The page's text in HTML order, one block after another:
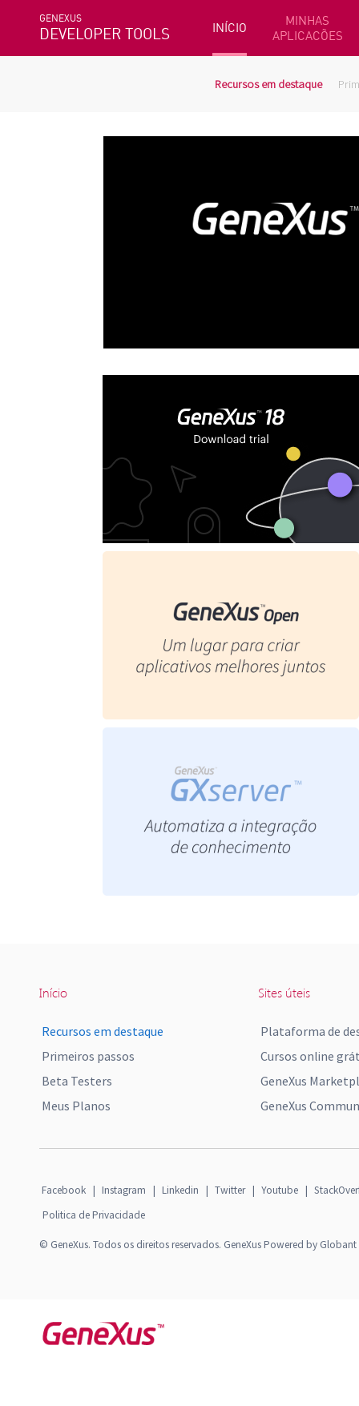
GENEXUS
DEVELOPER TOOLS INÍCIO
MINHAS
APLICACÕES
Recursos em destaque
Início
Recursos em destaque
Primeiros passos
Beta Testers
Meus Planos
Sites úteis
Plataforma de
Cursos online
GeneXus
GeneXus
Facebook | Instagram | Linkedin | Twitter | Youtube |
Politica de Privacidade
© GeneXus. Todos os direitos reservados. GeneXus Powered by Globant